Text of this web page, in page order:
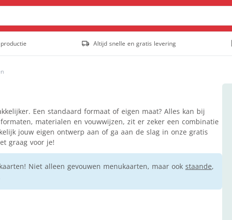
Stoepborden
Tuinposter
Staande banners
Rollup banners
Populair
Spandoeken
Altijd snelle en gratis levering
Een standaard formaat of eigen maat? Alles kan bij
materialen en vouwwijzen, zit er zeker een combinatie
jouw eigen ontwerp aan of ga aan de slag in onze gratis
graag voor je!
Niet alleen gevouwen menukaarten, maar ook staande,